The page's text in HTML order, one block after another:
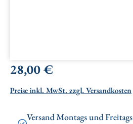
Regulärer Preis:
28,00 €
Preise inkl. MwSt. zzgl. Versandkosten
Versand Montags und Freitags